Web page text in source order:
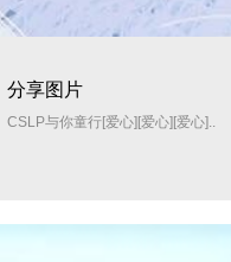
分享图片
CSLP与你童行[爱心][爱心][爱心]..